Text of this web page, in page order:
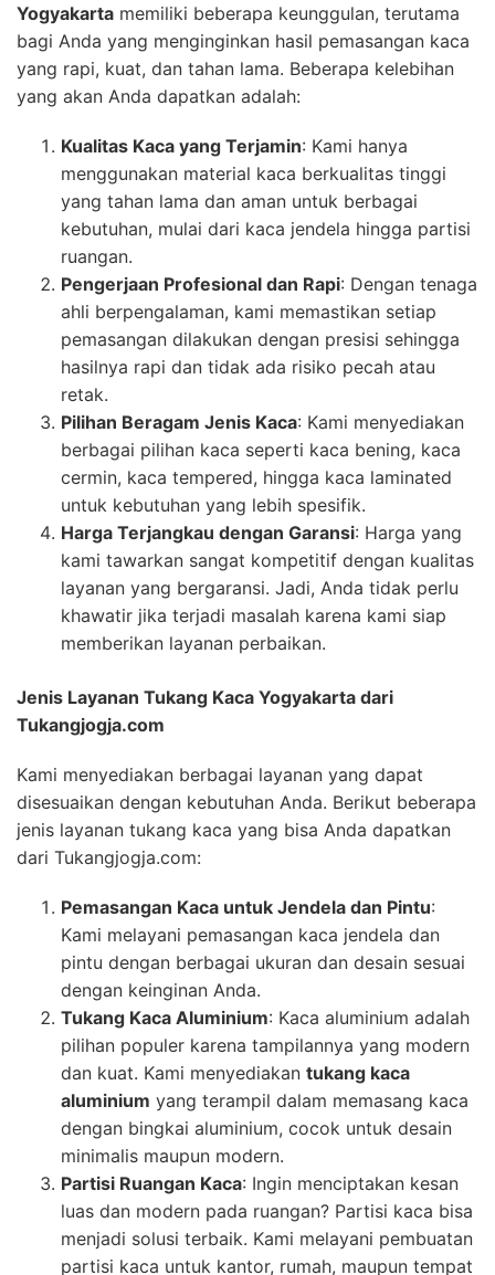
Yogyakarta memiliki beberapa keunggulan, terutama
bagi Anda yang menginginkan hasil pemasangan kaca
yang rapi, kuat, dan tahan lama. Beberapa kelebihan
yang akan Anda dapatkan adalah:
Kualitas Kaca yang Terjamin: Kami hanya
menggunakan material kaca berkualitas tinggi
yang tahan lama dan aman untuk berbagai
kebutuhan, mulai dari kaca jendela hingga partisi
ruangan.
Pengerjaan Profesional dan Rapi: Dengan tenaga
ahli berpengalaman, kami memastikan setiap
pemasangan dilakukan dengan presisi sehingga
hasilnya rapi dan tidak ada risiko pecah atau
retak.
Pilihan Beragam Jenis Kaca: Kami menyediakan
berbagai pilihan kaca seperti kaca bening, kaca
cermin, kaca tempered, hingga kaca laminated
untuk kebutuhan yang lebih spesifik.
Harga Terjangkau dengan Garansi: Harga yang
kami tawarkan sangat kompetitif dengan kualitas
layanan yang bergaransi. Jadi, Anda tidak perlu
khawatir jika terjadi masalah karena kami siap
memberikan layanan perbaikan.
Jenis Layanan Tukang Kaca Yogyakarta dari
Tukangjogja.com
Kami menyediakan berbagai layanan yang dapat
disesuaikan dengan kebutuhan Anda. Berikut beberapa
jenis layanan tukang kaca yang bisa Anda dapatkan
dari Tukangjogja.com:
Pemasangan Kaca untuk Jendela dan Pintu:
Kami melayani pemasangan kaca jendela dan
pintu dengan berbagai ukuran dan desain sesuai
dengan keinginan Anda.
Tukang Kaca Aluminium: Kaca aluminium adalah
pilihan populer karena tampilannya yang modern
dan kuat. Kami menyediakan tukang kaca
aluminium yang terampil dalam memasang kaca
dengan bingkai aluminium, cocok untuk desain
minimalis maupun modern.
Partisi Ruangan Kaca: Ingin menciptakan kesan
luas dan modern pada ruangan? Partisi kaca bisa
menjadi solusi terbaik. Kami melayani pembuatan
partisi kaca untuk kantor, rumah, maupun tempat